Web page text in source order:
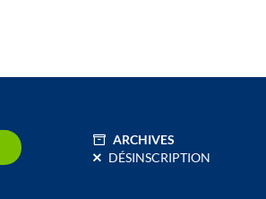
ARCHIVES
DÉSINSCRIPTION